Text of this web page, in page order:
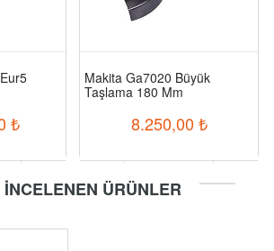
₺
Makita Ga7020 Büyük
Taşlama 180 Mm
8.250,00 ₺
ÜRÜNLER